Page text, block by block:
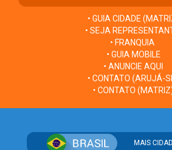
• GUIA CIDADE
• SEJA
• FRANQUIA
• GUIA MOBILE
• ANUNCIE AQUI
• CONTATO (ARUJÁ-
• CONTATO
MAIS